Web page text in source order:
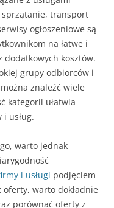
transport
ogłoszeniowe są
na łatwe i
dodatkowych kosztów.
grupy odbiorców i
znaleźć wiele
kategorii ułatwia
usług.
warto jednak
i usługi podjęciem
warto dokładnie
porównać oferty z